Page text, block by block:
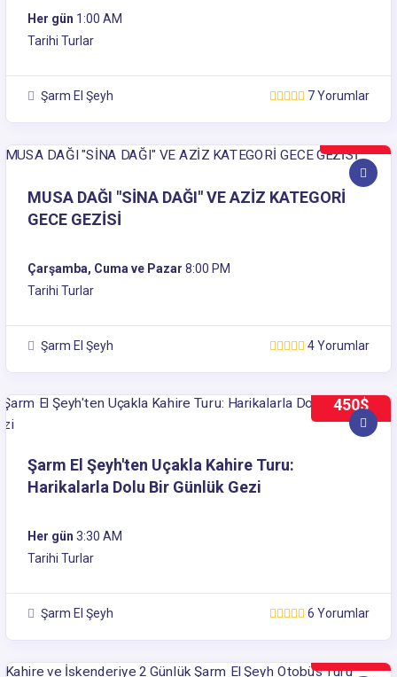
Her gün 1:00 AM
Tarihi Turlar
Şarm El Şeyh 7 Yorumlar
MUSA DAĞI "SİNA DAĞI" VE AZİZ KATEGORİ
GECE GEZİSİ
Çarşamba, Cuma ve Pazar 8:00 PM
Tarihi Turlar
Şarm El Şeyh 4 Yorumlar
450$
Şarm El Şeyh'ten Uçakla Kahire Turu:
Harikalarla Dolu Bir Günlük Gezi
Her gün 3:30 AM
Tarihi Turlar
Şarm El Şeyh 6 Yorumlar